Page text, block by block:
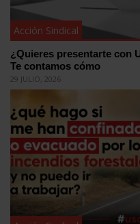
Acción Sindical
¿Quieres presentarte con
Te contamos cómo
29 JULIO, 2026